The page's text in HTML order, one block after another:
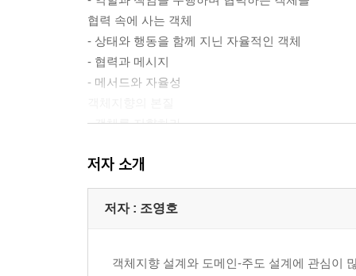
협력 속에 사는 객체
- 상태와 행동을 함께 지닌 자율적인 객체
- 협력과 메시지
- 메서드와 자율성
- 객체를 지향하라
▣ 02장: 이상한 나라의 객체
객체지향과 인지 능력
객체, 그리고 이상한 나라
객체, 그리고 소프트웨어 나라
저자 소개
저자 : 조영호
객체지향 설계와 도메인-주도 설계에 관심이